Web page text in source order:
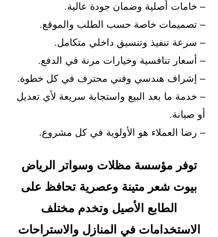
– خامات أصلية وضمان جودة عالية.
– تصميمات خاصة حسب الطلب والموقع.
– سرعة تنفيذ وتنسيق داخلي متكامل.
– أسعار تنافسية وخيارات مرنة في الدفع.
– إشراف هندسي وفني محترف في كل خطوة.
– خدمة ما بعد البيع واستجابة سريعة لأي تعديل
أو صيانة.
– رضا العملاء هو الأولوية في كل مشروع.
توفر مؤسسة مظلات وسواتر الرياض
بيوت شعر متينة وعصرية تحافظ على
الطابع الأصيل وتخدم مختلف
الاستخدامات في المنازل والاستراحات